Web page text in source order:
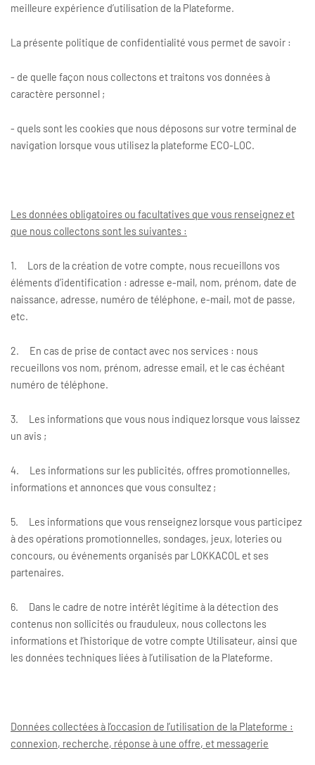
meilleure expérience d’utilisation de la Plateforme.
La présente politique de confidentialité vous permet de savoir :
- de quelle façon nous collectons et traitons vos données à
caractère personnel ;
- quels sont les cookies que nous déposons sur votre terminal de
navigation lorsque vous utilisez la plateforme ECO-LOC.
Les données obligatoires ou facultatives que vous renseignez et
que nous collectons sont les suivantes :
1. Lors de la création de votre compte, nous recueillons vos
éléments d’identification : adresse e-mail, nom, prénom, date de
naissance, adresse, numéro de téléphone, e-mail, mot de passe,
etc.
2. En cas de prise de contact avec nos services : nous
recueillons vos nom, prénom, adresse email, et le cas échéant
numéro de téléphone.
3. Les informations que vous nous indiquez lorsque vous laissez
un avis ;
4. Les informations sur les publicités, offres promotionnelles,
informations et annonces que vous consultez ;
5. Les informations que vous renseignez lorsque vous participez
à des opérations promotionnelles, sondages, jeux, loteries ou
concours, ou événements organisés par LOKKACOL et ses
partenaires.
6. Dans le cadre de notre intérêt légitime à la détection des
contenus non sollicités ou frauduleux, nous collectons les
informations et l’historique de votre compte Utilisateur, ainsi que
les données techniques liées à l’utilisation de la Plateforme.
Données collectées à l’occasion de l’utilisation de la Plateforme :
connexion, recherche, réponse à une offre, et messagerie